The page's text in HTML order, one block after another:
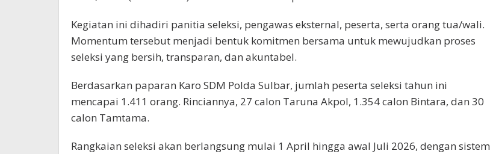
Kegiatan ini dihadiri panitia seleksi, pengawas eksternal, peserta, serta orang tua/wali.
Momentum tersebut menjadi bentuk komitmen bersama untuk mewujudkan proses
seleksi yang bersih, transparan, dan akuntabel.
Berdasarkan paparan Karo SDM Polda Sulbar, jumlah peserta seleksi tahun ini
mencapai 1.411 orang. Rinciannya, 27 calon Taruna Akpol, 1.354 calon Bintara, dan 30
calon Tamtama.
Rangkaian seleksi akan berlangsung mulai 1 April hingga awal Juli 2026, dengan sistem